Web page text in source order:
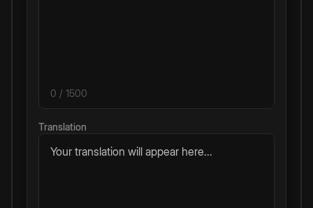
0 / 1500
Translation
Your translation will appear here...